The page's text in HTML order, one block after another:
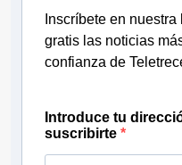
Inscríbete en
gratis las noticias
confianza de
Introduce tu
suscribirte